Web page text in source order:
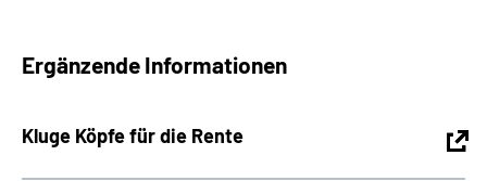
Ergänzende Informationen
Kluge Köpfe für die Rente